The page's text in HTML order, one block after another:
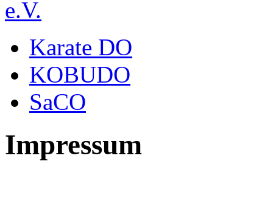
Karate DO
KOBUDO
SaCO
Impressum